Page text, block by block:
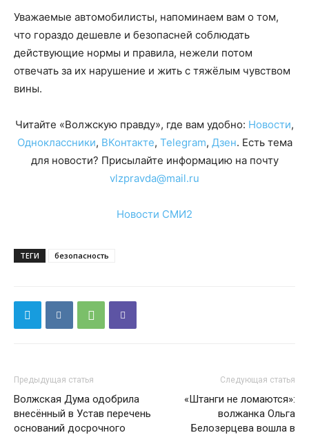
Уважаемые автомобилисты, напоминаем вам о том,
что гораздо дешевле и безопасней соблюдать
действующие нормы и правила, нежели потом
отвечать за их нарушение и жить с тяжёлым чувством
вины.
Читайте «Волжскую правду», где вам удобно: Новости,
Одноклассники, ВКонтакте, Telegram, Дзен. Есть тема
для новости? Присылайте информацию на почту
vlzpravda@mail.ru
Новости СМИ2
ТЕГИ безопасность
Предыдущая статья
Волжская Дума одобрила
внесённый в Устав перечень
оснований досрочного
Следующая статья
«Штанги не ломаются»:
волжанка Ольга
Белозерцева вошла в